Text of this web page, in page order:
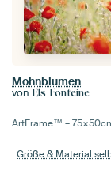
Mohnblumen
von Els Fonteine
ArtFrame™ –75×50
Größe & Material